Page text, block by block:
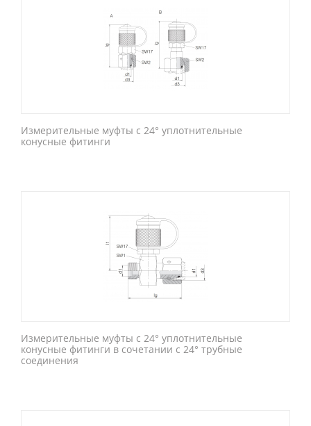
Измерительные муфты с 24° уплотнительные
конусные фитинги
Измерительные муфты с 24° уплотнительные
конусные фитинги в сочетании с 24° трубные
соединения